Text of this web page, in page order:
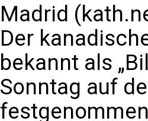
Madrid
Der
bekannt als
Sonntag auf